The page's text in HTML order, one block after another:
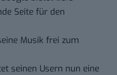
Seite für den
Musik frei zum
seinen Usern nun eine